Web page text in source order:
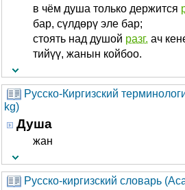
в чём душа только держится
бар, сүлдөрү эле бар;
стоять над душой разг. ач
тийүү, жанын койбоо.
Русско-Киргизский
kg)
Душа
жан
Русско-киргизский словарь